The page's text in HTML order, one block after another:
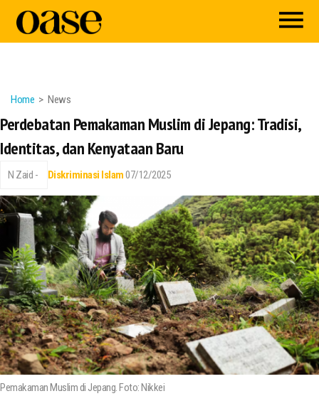
Home News
Perdebatan Pemakaman Muslim di Jepang: Tradisi,
Identitas, dan Kenyataan Baru
N Zaid - Diskriminasi Islam07/12/2025
Pemakaman Muslim di Jepang. Foto: Nikkei